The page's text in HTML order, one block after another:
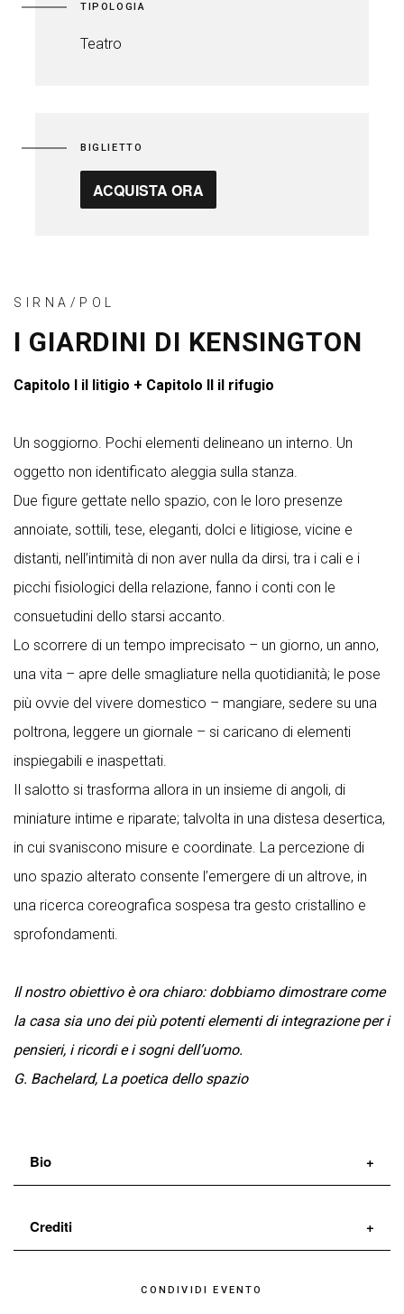
TIPOLOGIA
Teatro
BIGLIETTO
ACQUISTA ORA
SIRNA/POL
I GIARDINI DI KENSINGTON
Capitolo I il litigio + Capitolo II il rifugio
Un soggiorno. Pochi elementi delineano un interno. Un
oggetto non identificato aleggia sulla stanza.
Due figure gettate nello spazio, con le loro presenze
annoiate, sottili, tese, eleganti, dolci e litigiose, vicine e
distanti, nell’intimità di non aver nulla da dirsi, tra i cali e i
picchi fisiologici della relazione, fanno i conti con le
consuetudini dello starsi accanto.
Lo scorrere di un tempo imprecisato – un giorno, un anno,
una vita – apre delle smagliature nella quotidianità; le pose
più ovvie del vivere domestico – mangiare, sedere su una
poltrona, leggere un giornale – si caricano di elementi
inspiegabili e inaspettati.
Il salotto si trasforma allora in un insieme di angoli, di
miniature intime e riparate; talvolta in una distesa desertica,
in cui svaniscono misure e coordinate. La percezione di
uno spazio alterato consente l’emergere di un altrove, in
una ricerca coreografica sospesa tra gesto cristallino e
sprofondamenti.
Il nostro obiettivo è ora chiaro: dobbiamo dimostrare come
la casa sia uno dei più potenti elementi di integrazione per i
pensieri, i ricordi e i sogni dell’uomo.
G. Bachelard, La poetica dello spazio
Bio
Sirna/Pol
il progetto I GIARDINI DI KENSINGTON, che ha le sue
Crediti
uno spettacolo di e conElisa Pole
CONDIVIDI EVENTO